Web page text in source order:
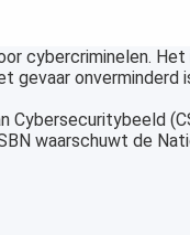
cybercriminelen.
gevaar onverminderd
Cybersecuritybeeld
waarschuwt de